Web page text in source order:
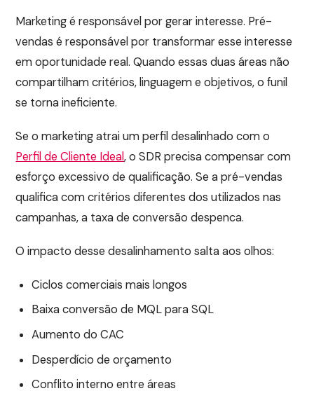
Marketing é responsável por gerar interesse. Pré-
vendas é responsável por transformar esse interesse
em oportunidade real. Quando essas duas áreas não
compartilham critérios, linguagem e objetivos, o funil
se torna ineficiente.
Se o marketing atrai um perfil desalinhado com o
Perfil de Cliente Ideal, o SDR precisa compensar com
esforço excessivo de qualificação. Se a pré-vendas
qualifica com critérios diferentes dos utilizados nas
campanhas, a taxa de conversão despenca.
O impacto desse desalinhamento salta aos olhos:
Ciclos comerciais mais longos
Baixa conversão de MQL para SQL
Aumento do CAC
Desperdício de orçamento
Conflito interno entre áreas